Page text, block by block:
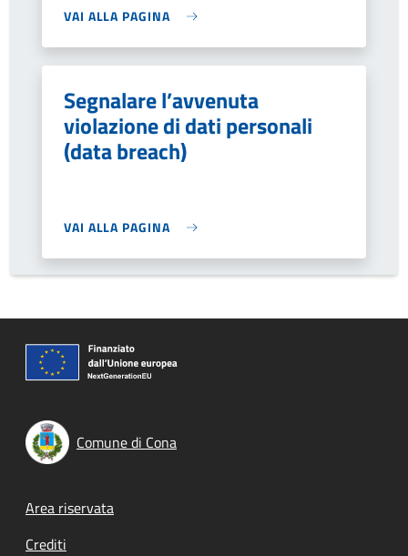
VAI ALLA PAGINA
Segnalare l’avvenuta
violazione di dati personali
(data breach)
VAI ALLA PAGINA
Comune di Cona
Footer menu
Area riservata
Crediti